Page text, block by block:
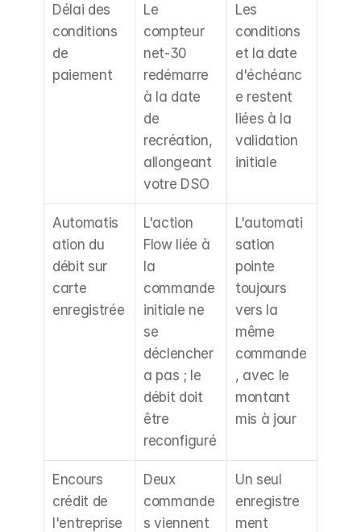
Délai des
conditions
de
paiement
Le
compteur
net-30
redémarre
à la date
de
recréation,
allongeant
votre DSO
Les
conditions
et la date
d'échéanc
e restent
liées à la
validation
initiale
Automatis
ation du
débit sur
carte
enregistrée
L'action
Flow liée à
la
commande
initiale ne
se
déclencher
a pas ; le
débit doit
être
reconfiguré
L'automati
sation
pointe
toujours
vers la
même
commande
, avec le
montant
mis à jour
Encours
crédit de
l'entreprise
Deux
commande
s viennent
Un seul
enregistre
ment